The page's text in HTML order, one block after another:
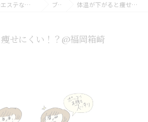
福岡県福岡市東区のエステならYOSAPARK PABURO 箱崎宮前店 ブログ 体温が下がると痩せにくい！？@福岡箱崎
せにくい！？@福岡箱崎